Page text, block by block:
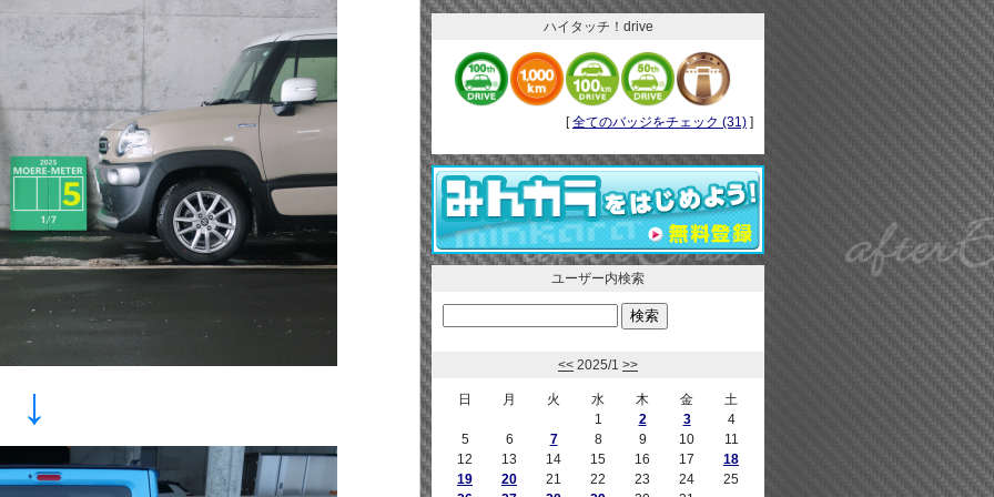
ハイタッチ！drive
[全てのバッジをチェック (31) ]
ユーザー内検索
<< 2025/1 >>
日 月 火 水 木 金
土
1
2 3
4
5
6 7 8 9 10
11
12
13 14 15 16 17
18
19
20 21 22 23 24
25